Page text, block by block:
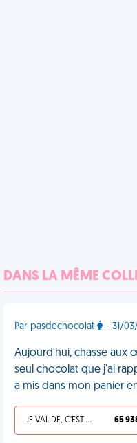
DANS LA MÊME
Par pasdechocolat - 31/
Aujourd'hui, chasse aux
seul chocolat que j'ai
a mis dans mon panier
JE VALIDE, C'EST UNE VDM 65